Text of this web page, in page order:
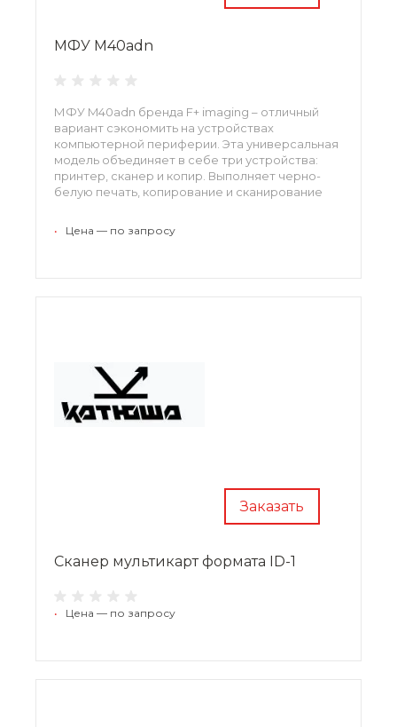
МФУ M40adn
МФУ M40adn бренда F+ imaging – отличный
вариант сэкономить на устройствах
компьютерной периферии. Эта универсальная
модель объединяет в себе три устройства:
принтер, сканер и копир. Выполняет черно-
белую печать, копирование и сканирование
МФУ M40adn выполнять задания с высокой
• Цена — по запросу
Заказать
Сканер мультикарт формата ID-1
• Цена — по запросу